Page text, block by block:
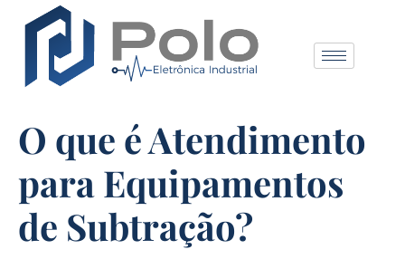
O que é Atendimento
para Equipamentos
de Subtração?